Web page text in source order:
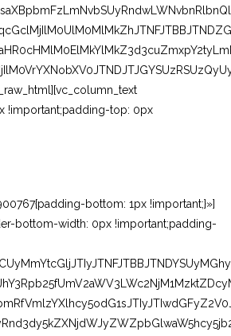
!important;padding-top: 0px
bottom: 1px !important;}»]
bottom-width: 0px !important;padding-